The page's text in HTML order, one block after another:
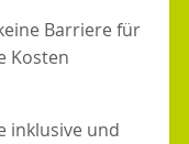
Barriere für
Kosten
inklusive und